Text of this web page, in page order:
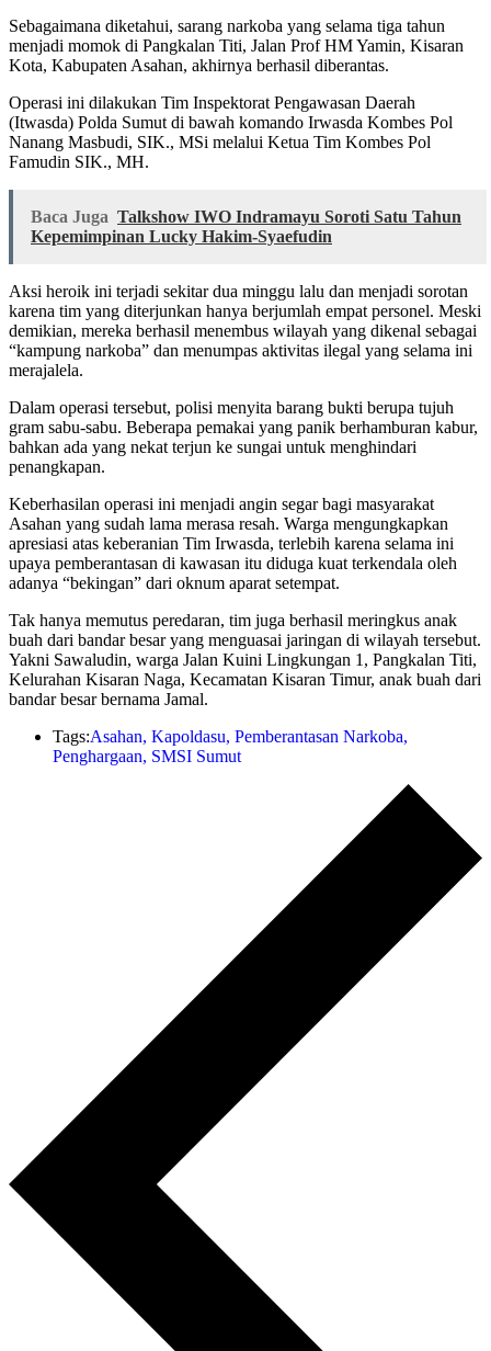
Sebagaimana diketahui, sarang narkoba yang selama tiga tahun
menjadi momok di Pangkalan Titi, Jalan Prof HM Yamin, Kisaran
Kota, Kabupaten Asahan, akhirnya berhasil diberantas.
Operasi ini dilakukan Tim Inspektorat Pengawasan Daerah
(Itwasda) Polda Sumut di bawah komando Irwasda Kombes Pol
Nanang Masbudi, SIK., MSi melalui Ketua Tim Kombes Pol
Famudin SIK., MH.
Baca Juga Talkshow IWO Indramayu Soroti Satu Tahun
Kepemimpinan Lucky Hakim-Syaefudin
Aksi heroik ini terjadi sekitar dua minggu lalu dan menjadi sorotan
karena tim yang diterjunkan hanya berjumlah empat personel. Meski
demikian, mereka berhasil menembus wilayah yang dikenal sebagai
“kampung narkoba” dan menumpas aktivitas ilegal yang selama ini
merajalela.
Dalam operasi tersebut, polisi menyita barang bukti berupa tujuh
gram sabu-sabu. Beberapa pemakai yang panik berhamburan kabur,
bahkan ada yang nekat terjun ke sungai untuk menghindari
penangkapan.
Keberhasilan operasi ini menjadi angin segar bagi masyarakat
Asahan yang sudah lama merasa resah. Warga mengungkapkan
apresiasi atas keberanian Tim Irwasda, terlebih karena selama ini
upaya pemberantasan di kawasan itu diduga kuat terkendala oleh
adanya “bekingan” dari oknum aparat setempat.
Tak hanya memutus peredaran, tim juga berhasil meringkus anak
buah dari bandar besar yang menguasai jaringan di wilayah tersebut.
Yakni Sawaludin, warga Jalan Kuini Lingkungan 1, Pangkalan Titi,
Kelurahan Kisaran Naga, Kecamatan Kisaran Timur, anak buah dari
bandar besar bernama Jamal.
Tags:Asahan, Kapoldasu, Pemberantasan Narkoba,
Penghargaan, SMSI Sumut